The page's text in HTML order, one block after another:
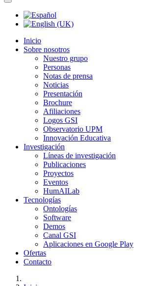
Inicio
Sobre nosotros
Nuestro grupo
Personas
Notas de prensa
Noticias
Presentación
Brochure
Afiliaciones
Logos GSI
Observatorio UPM
Innovación Educativa
Investigación
Líneas de investigación
Publicaciones
Proyectos
Eventos
HumAILab
Tecnologías
Ontologías
Software
Demos
Canal GSI
Aplicaciones en Google Play
Ofertas
Contacto